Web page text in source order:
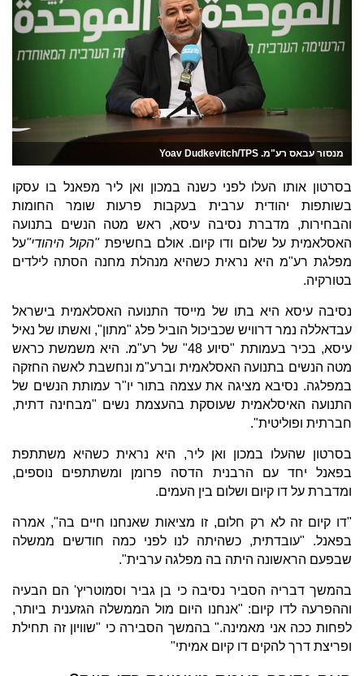
מנסור עבאס רע"מ. Yoav Dudkevitch/TPS
בסרטון אותו העלו לפני כשנה במכון ואן ליר מפאנל בו עסקו
בשותפות יהודית ערבית בעקבות פרעות שומר החומות
והבחירות, מדברת נסיבה עיסא, ראש מטה הנשים בתנועה
האסלאמית על שלום ודו קיום. אולם בחשיפת"הקול היהודי"על
מפלגת רע"מ היא נראית כשהיא מנהלת מחנה הסתה לילדים
בטורקיה.
נסיבה עיסא היא בתו של מייסד התנועה האסלאמית בישראל
עבדאללה נמר דרוויש שכביכול הוביל פלג "מתון", ואשתו של נאיל
עיסא, בכיר בעמותת "סיוע 48" של רע"מ. היא משמשת כראש
מטה הנשים בתנועה האסלאמית וברע"מ ונחשבת לאשה החזקה
במפלגה. נסיבא מציגה את עצמה בתור יו"ר עמותת הנשים של
התנועה האיסלאמית שעוסקת בהעצמת נשים "מבחינה דתית,
חברתית ופוליטית".
בסרטון שהעלו במכון ואן ליר, היא נראית כשהיא משתתפת
בפאנל יחד עם הרבנית הדסה פרומן ומשתתפים נוספים,
ומדברת על דו קיום ושלום בין העמים.
"דו קיום זה לא רק חלום, זו מציאות שאנחנו חיים בה", אמרה
בפאנל. "עובדתית, כשהיתה לנו לפני כמה חודשים ממשלה
שבפעם הראשונה היתה בה מפלגה ערבית".
בהמשך דבריה הסביר נסיבה כי בן גביר וסמוטריץ' הם הבעיה
וההפרעה לדו קיום: "אנחנו היום מול הממשלה הגזענית ביותר,
לפחות ככה אני מאמינה." בהמשך הסבירה כי "שוויון זה תחילת
ופריצת דרך להקים דו קיום אמיתי"